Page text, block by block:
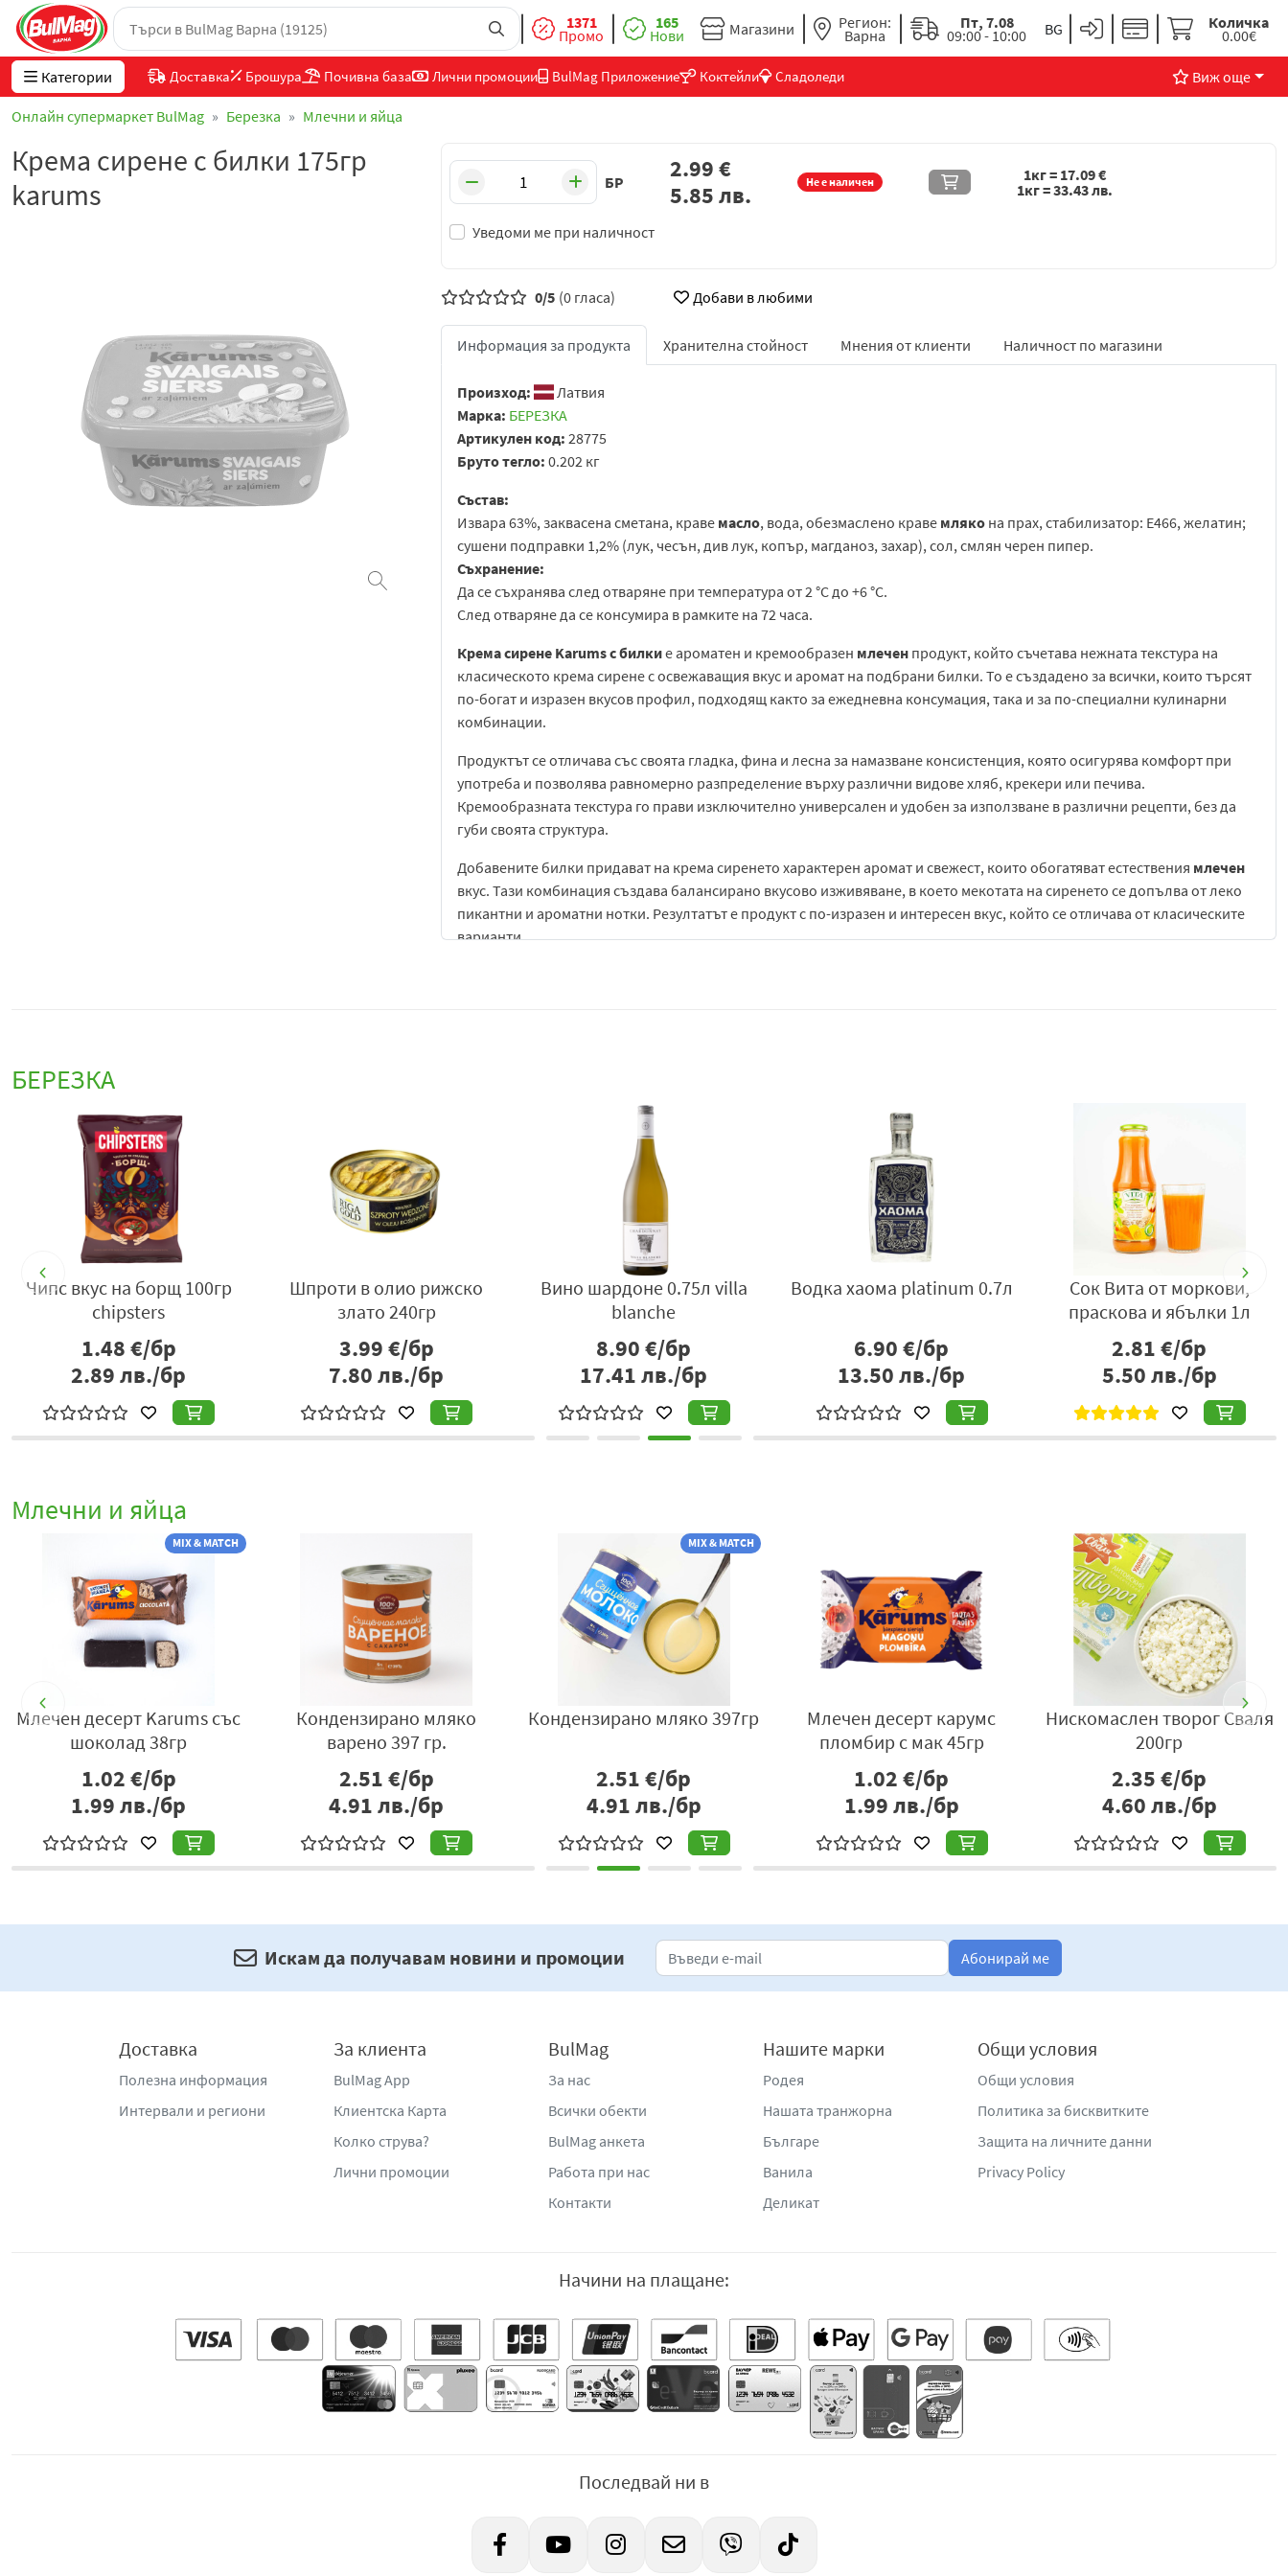
1371
Промо
165
Нови Магазини Регион:
Варна
Пт, 7.08
09:00 - 10:00
Количка
0.00€
Категории Доставка Брошура Почивна база Лични промоции BulMag Приложение Коктейли Сладоледи Виж още
Онлайн супермаркет BulMag Березка Млечни и яйца
Крема сирене с билки 175гр
karums
БР Не е наличен
Уведоми ме при наличност
2.99€
5.85лв.
1кг = 17.09€
1кг =33.43лв.
0/5 (0 гласа) Добави в любими
Информация за продукта Хранителна стойност Мнения от клиенти Наличност по магазини
Произход:
Латвия
Марка: БЕРЕЗКА
Артикулен код: 28775
Бруто тегло: 0.202 кг
Състав:
Извара 63%, заквасена сметана, краве масло, вода, обезмаслено краве мляко на прах, стабилизатор: E466, желатин;
сушени подправки 1,2% (лук, чесън, див лук, копър, магданоз, захар), сол, смлян черен пипер.
Съхранение:
Да се съхранява след отваряне при температура от 2 °C до +6 °C.
След отваряне да се консумира в рамките на 72 часа.
Крема сирене Karums с билкие ароматен и кремообразен млечен продукт, който съчетава нежната текстура на
класическото крема сирене с освежаващия вкус и аромат на подбрани билки. То е създадено за всички, които търсят
по-богат и изразен вкусов профил, подходящ както за ежедневна консумация, така и за по-специални кулинарни
комбинации.
Продуктът се отличава със своята гладка, фина и лесна за намазване консистенция, която осигурява комфорт при
употреба и позволява равномерно разпределение върху различни видове хляб, крекери или печива.
Кремообразната текстура го прави изключително универсален и удобен за използване в различни рецепти, без да
губи своята структура.
Добавените билки придават на крема сиренето характерен аромат и свежест, които обогатяват естествения млечен
вкус. Тази комбинация създава балансирано вкусово изживяване, в което мекотата на сиренето се допълва от леко
пикантни и ароматни нотки. Резултатът е продукт с по-изразен и интересен вкус, който се отличава от класическите
варианти.
специални ястия. Билковият му вкус го прави особено подходящ за средиземноморски рецепти, свежи салати и гурме
сандвичи, където ароматните нотки могат да се разгърнат пълноценно.
Крема сирене Karums с билки е практичен и вкусен избор за всеки, който търси комбинация от мекота, свежест и
аромат в един продукт. То предлага удобство, универсалност и богат вкус, който може да обогати както бързи
закуски, така и по-сложни кулинарни идеи, превръщайки всяко хранене в по-вкусно и приятно изживяване.
Берьозка Трейдинг ЕООД, село Бенковски, област Варна, България, тел: +359877666296,www.berezka.bg
БЕРЕЗКА
Чипс вкус на борщ 100гр
chipsters
1.48€/бр
2.89лв./бр
Шпроти в олио рижско
злато 240гр
3.99€/бр
7.80лв./бр
Вино шардоне 0.75л villa
blanche
8.90€/бр
17.41лв./бр
Водка хаома platinum 0.7л
6.90€/бр
13.50лв./бр
Сок Вита от моркови,
праскова и ябълки 1л
2.81€/бр
5.50лв./бр
Млечни и яйца
MIX & MATCH
Млечен десерт Karums със
шоколад 38гр
1.02€/бр
1.99лв./бр
Кондензирано мляко
варено 397 гр.
2.51€/бр
4.91лв./бр
MIX & MATCH
Кондензирано мляко 397гр
2.51€/бр
4.91лв./бр
Млечен десерт карумс
пломбир с мак 45гр
1.02€/бр
1.99лв./бр
Нискомаслен творог Сваля
200гр
2.35€/бр
4.60лв./бр
Искам да получавам новини и промоции Абонирай ме
Доставка
Полезна информация
Интервали и региони
За клиента
BulMag App
Клиентска Карта
Колко струва?
Лични промоции
BulMag
За нас
Всички обекти
BulMag анкета
Работа при нас
Контакти
Нашите марки
Родея
Нашата транжорна
Българе
Ванила
Деликат
Общи условия
Общи условия
Политика за бисквитките
Защита на личните данни
Privacy Policy
Начини на плащане:
Последвай ни в